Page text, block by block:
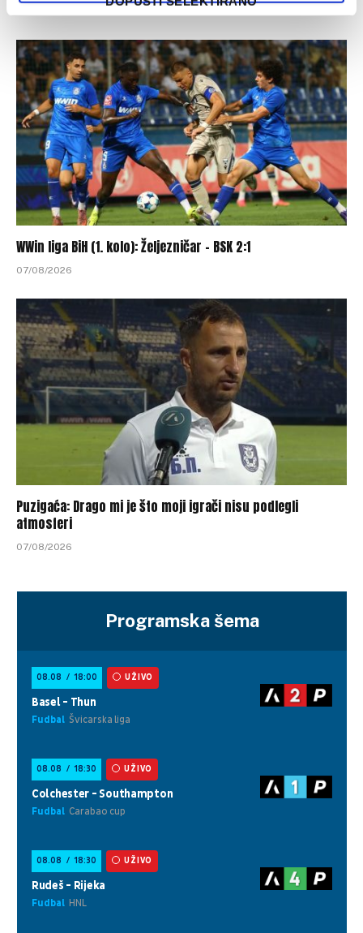
WWin liga BiH (1. kolo): Željezničar – BSK 2:1
07/08/2026
Puzigaća: Drago mi je što moji igrači nisu podlegli
atmosferi
07/08/2026
Programska šema